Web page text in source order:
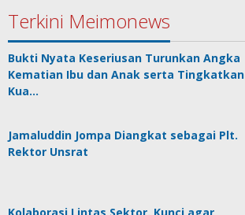
Terkini Meimonews
Bukti Nyata Keseriusan Turunkan Angka
Kematian Ibu dan Anak serta Tingkatkan
Kua…
Jamaluddin Jompa Diangkat sebagai Plt.
Rektor Unsrat